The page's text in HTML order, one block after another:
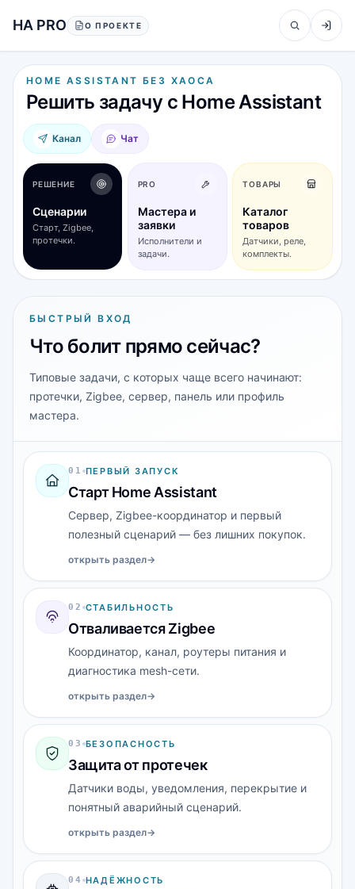
HA PRO О ПРОЕКТЕ
HOME ASSISTANT БЕЗ ХАОСА
Решить задачу с Home Assistant
Канал Чат
РЕШЕНИЕ
Сценарии
Старт, Zigbee,
протечки.
PRO
Мастера и
заявки
Исполнители и
задачи.
ТОВАРЫ
Каталог
товаров
Датчики, реле,
комплекты.
БЫСТРЫЙ ВХОД
Что болит прямо сейчас?
Типовые задачи, с которых чаще всего начинают:
протечки, Zigbee, сервер, панель или профиль
мастера.
0 1 ПЕРВЫЙ ЗАПУСК
Старт Home Assistant
Сервер, Zigbee-координатор и первый
полезный сценарий — без лишних покупок.
открыть раздел→
0 2 СТАБИЛЬНОСТЬ
Отваливается Zigbee
Координатор, канал, роутеры питания и
диагностика mesh-сети.
открыть раздел→
0 3 БЕЗОПАСНОСТЬ
Защита от протечек
Датчики воды, уведомления, перекрытие и
понятный аварийный сценарий.
открыть раздел→
0 4 НАДЁЖНОСТЬ